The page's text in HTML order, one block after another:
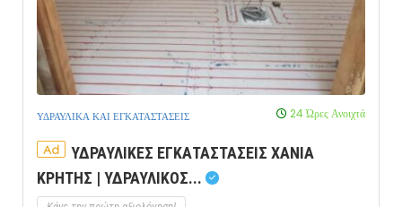
ΥΔΡΑΥΛΙΚΑ ΚΑΙ ΕΓΚΑΤΑΣΤΑΣΕΙΣ 24 Ώρες Ανοιχτά
Ad
ΥΔΡΑΥΛΙΚΕΣ ΕΓΚΑΤΑΣΤΑΣΕΙΣ ΧΑΝΙΑ
ΚΡΗΤΗΣ | ΥΔΡΑΥΛΙΚΟΣ...